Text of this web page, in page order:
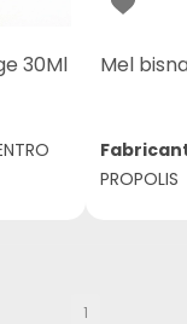
30Ml Mel
PROPOLIS
1